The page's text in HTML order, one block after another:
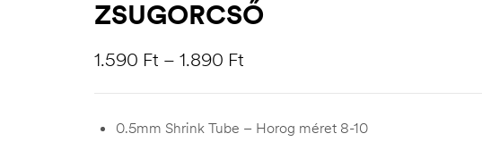
ZSUGORCSŐ
1.590 Ft – 1.890 Ft
0.5mm Shrink Tube – Horog méret 8-10